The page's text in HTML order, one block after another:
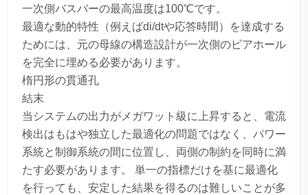
一次側バスバーの最高温度は100℃です。
最適な動的特性（例えばdi/dtや応答時間）を達成する
ためには、元の母線の構造設計が一次側のビアホール
を完全に埋める必要があります。
楕円形の貫通孔
結末
当システムの出力がメガワット級に上昇すると、電流
検出はもはや独立した最適化の問題ではなく、パワー
系統と制御系統の間に位置し、両側の制約を同時に満
たす必要があります。 単一の指標だけを基に最適化
を行っても、安定した結果を得るのは難しいことが多